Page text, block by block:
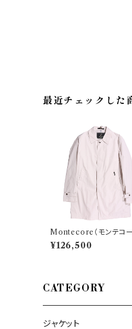
最近チェックした
Montecore（モンテコー
ステンカラーコート
ANO 34905
¥126,500
CATEGORY
ジャケット